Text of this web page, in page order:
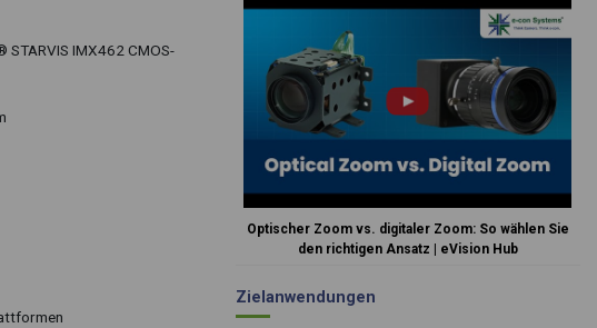
STARVIS IMX462 CMOS-
Optischer Zoom vs. digitaler Zoom: So wählen Sie
den richtigen Ansatz | eVision Hub
Zielanwendungen